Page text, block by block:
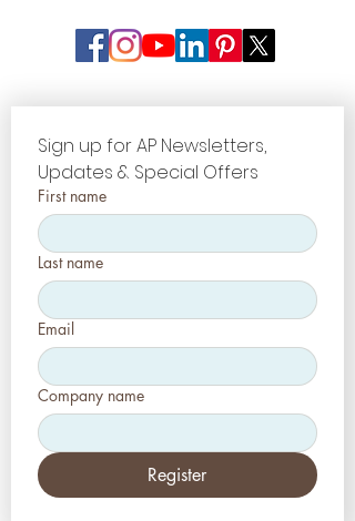
Sign up for AP Newsletters,
Updates & Special Offers
First name
Last name
Email
Company name
Register